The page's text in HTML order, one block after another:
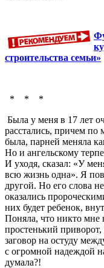
строительства семьи»
* * *
Была у меня в 17 лет
расстались, причем по
была, парней меняла
Но и ангельскому
И уходя, сказал: «У
всю жизнь одна». Я
другой. Но его слова
оказались
них будет ребенок,
Поняла, что никто мне
простенький
заговор на остуду
с огромной надеждой
думала?!